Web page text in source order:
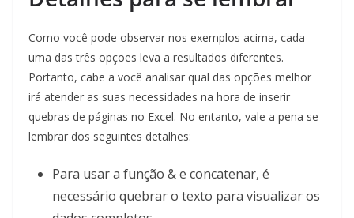
Como você pode observar nos exemplos acima, cada
uma das três opções leva a resultados diferentes.
Portanto, cabe a você analisar qual das opções melhor
irá atender as suas necessidades na hora de inserir
quebras de páginas no Excel. No entanto, vale a pena se
lembrar dos seguintes detalhes:
Para usar a função & e concatenar, é
necessário quebrar o texto para visualizar os